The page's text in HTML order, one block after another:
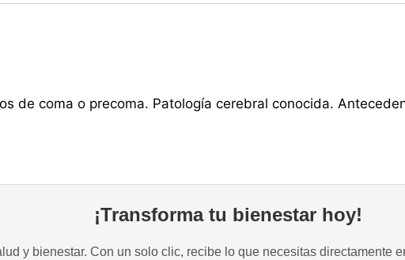
de coma o precoma. Patología cerebral conocida.
¡Transforma tu bienestar hoy!
y bienestar. Con un solo clic, recibe lo que necesitas directamente